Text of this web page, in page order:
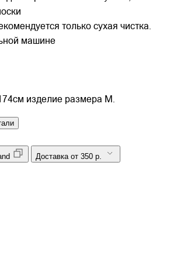
только сухая чистка.
машине
изделие размера M.
Доставка от 350 р.